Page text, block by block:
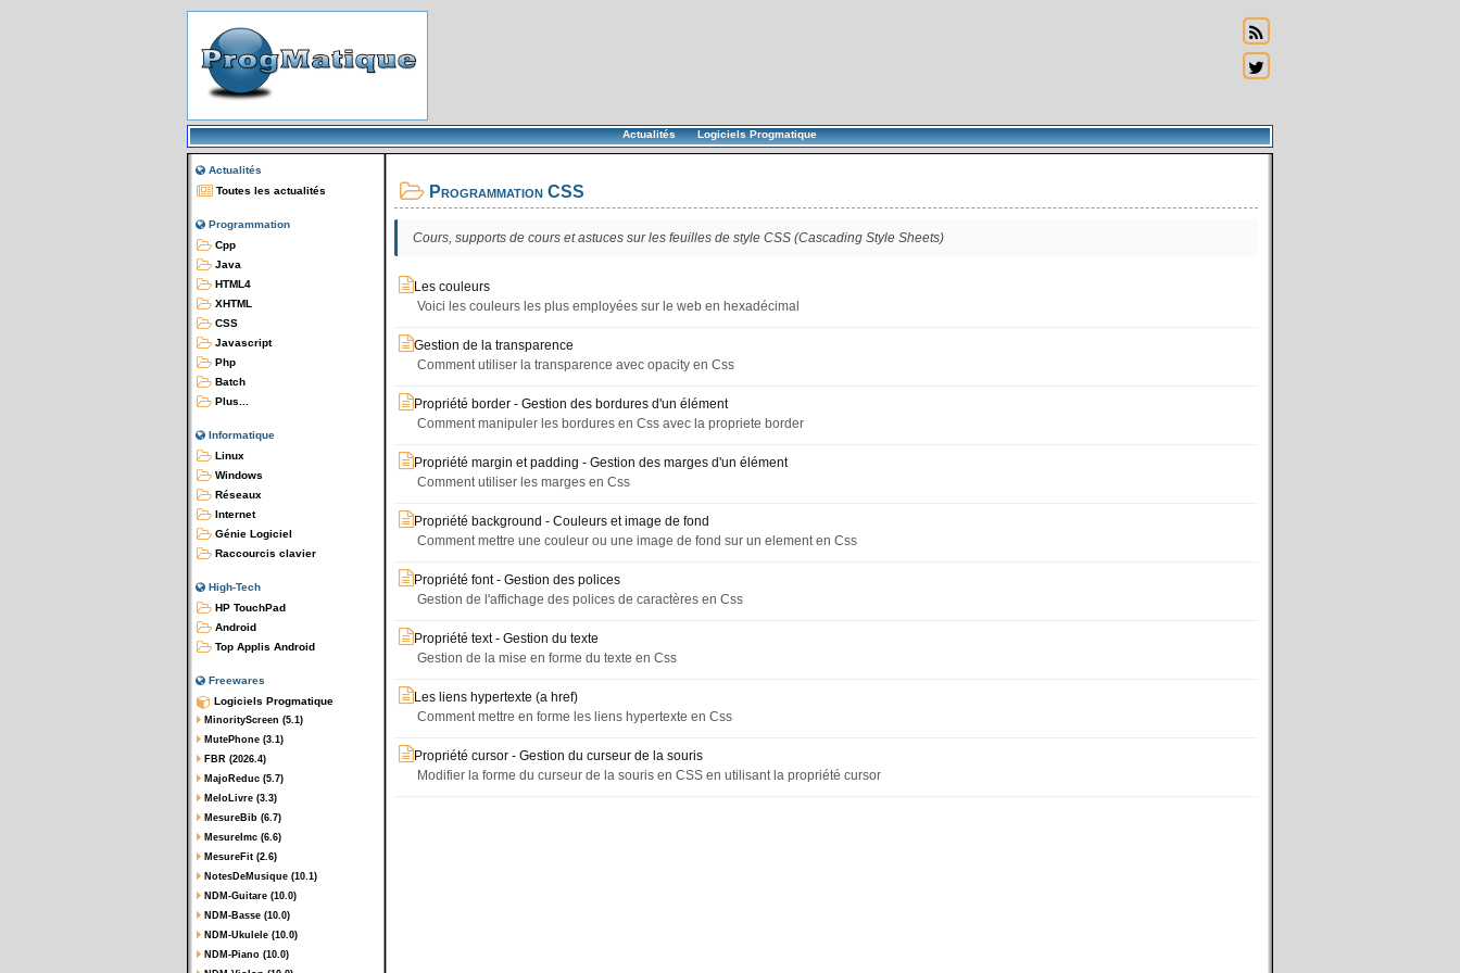
Actualités Logiciels Progmatique
Actualités
Toutes les actualités
Programmation
Cpp
Java
HTML4
XHTML
CSS
Javascript
Php
Batch
Plus...
Informatique
Linux
Windows
Réseaux
Internet
Génie Logiciel
Raccourcis clavier
High-Tech
HP TouchPad
Android
Top Applis Android
Freewares
Logiciels Progmatique
MinorityScreen (5.1)
MutePhone (3.1)
FBR (2026.4)
MajoReduc (5.7)
MeloLivre (3.3)
MesureBib (6.7)
MesureImc (6.6)
MesureFit (2.6)
NotesDeMusique (10.1)
NDM-Guitare (10.0)
NDM-Basse (10.0)
NDM-Ukulele (10.0)
NDM-Piano (10.0)
Programmation CSS
Cours, supports de cours et astuces sur les feuilles de style CSS (Cascading Style Sheets)
Les couleurs
Voici les couleurs les plus employées sur le web en hexadécimal
Gestion de la transparence
Comment utiliser la transparence avec opacity en Css
Propriété border - Gestion des bordures d'un élément
Comment manipuler les bordures en Css avec la propriete border
Propriété margin et padding - Gestion des marges d'un élément
Comment utiliser les marges en Css
Propriété background - Couleurs et image de fond
Comment mettre une couleur ou une image de fond sur un element en Css
Propriété font - Gestion des polices
Gestion de l'affichage des polices de caractères en Css
Propriété text - Gestion du texte
Gestion de la mise en forme du texte en Css
Les liens hypertexte (a href)
Comment mettre en forme les liens hypertexte en Css
Propriété cursor - Gestion du curseur de la souris
Modifier la forme du curseur de la souris en CSS en utilisant la propriété cursor